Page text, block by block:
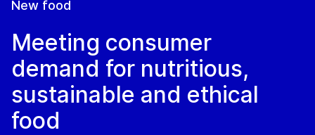
New food
Meeting consumer
demand for nutritious,
sustainable and ethical
food